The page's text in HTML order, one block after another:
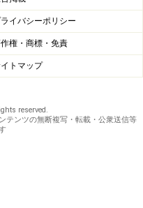
いい。ジャンルを選ぶ
るので、そこから聴い
の局で再生している楽
バム名やアーティスト
フェースだ。
イバシーポリシー
権・商標・免責
トマップ
reserved.
テンツの無断複写・転載・公衆送信等